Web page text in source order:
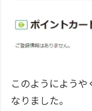
このようによう
なりました。